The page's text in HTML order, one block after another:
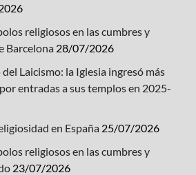
religiosos en las cumbres y
Barcelona 28/07/2026
Laicismo: la Iglesia ingresó más
entradas a sus templos en 2025-
en España 25/07/2026
religiosos en las cumbres y
23/07/2026